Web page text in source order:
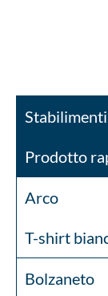
Stabilimenti
Prodotto
Arco
T-shirt
Bolzaneto